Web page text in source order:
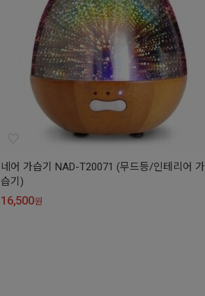
네어 가습기 NAD-T20071 (무드등/인테리어 가
습기)
16,500원